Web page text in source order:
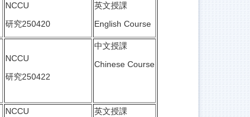
NCCU
研究250420
英文授課
English Course
NCCU
研究250422
中文授課
Chinese Course
NCCU
英文授課